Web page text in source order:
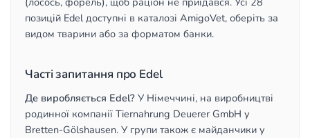
позицій Edel доступні в каталозі AmigoVet, оберіть за
видом тварини або за форматом банки.
Часті запитання про Edel
Де виробляється Edel? У Німеччині, на виробництві
родинної компанії Tiernahrung Deuerer GmbH у
Bretten-Gölshausen. У групи також є майданчики у